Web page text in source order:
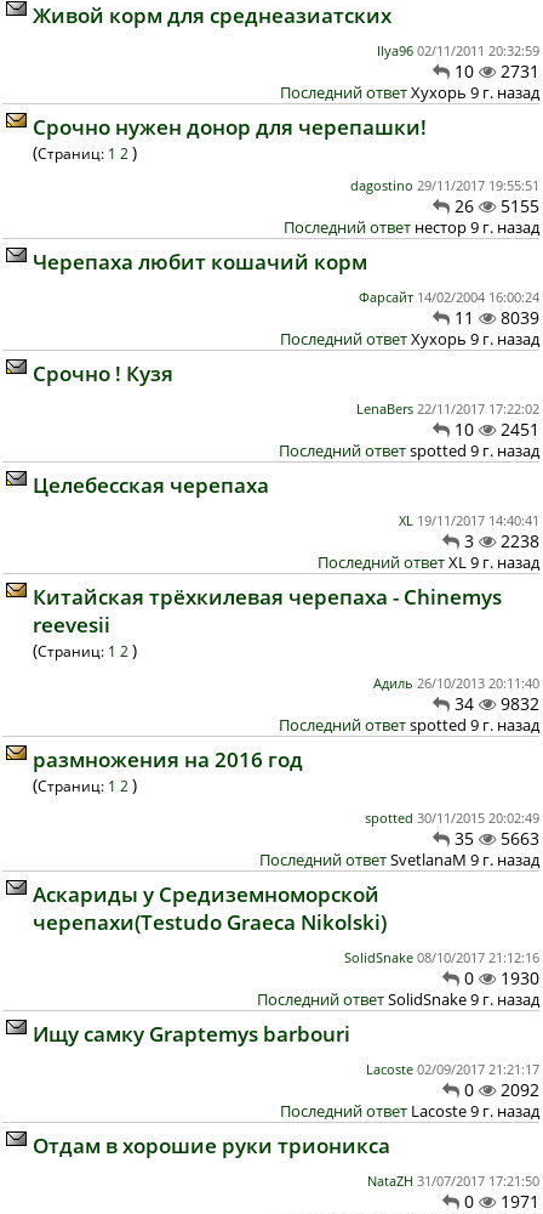
Живой корм для среднеазиатских
Ilya96 02/11/2011 20:32:59
10 2731
Последний ответХухорь 9 г. назад
Срочно нужен донор для черепашки!
(Страниц: 1 2 )
dagostino 29/11/2017 19:55:51
26 5155
Последний ответ нестор 9 г. назад
Черепаха любит кошачий корм
Фарсайт 14/02/2004 16:00:24
11 8039
Последний ответХухорь 9 г. назад
Срочно ! Кузя
LenaBers 22/11/2017 17:22:02
10 2451
Последний ответspotted 9 г. назад
Целебесская черепаха
XL 19/11/2017 14:40:41
3 2238
Последний ответXL 9 г. назад
Китайская трёхкилевая черепаха - Chinemys
reevesii
(Страниц: 1 2 )
Адиль 26/10/2013 20:11:40
34 9832
Последний ответspotted 9 г. назад
размножения на 2016 год
(Страниц: 1 2 )
spotted 30/11/2015 20:02:49
35 5663
Последний ответSvetlanaM 9 г. назад
Аскариды у Средиземноморской
черепахи(Testudo Graeca Nikolski)
SolidSnake 08/10/2017 21:12:16
0 1930
Последний ответSolidSnake 9 г. назад
Ищу самку Graptemys barbouri
Lacoste 02/09/2017 21:21:17
0 2092
Последний ответ Lacoste 9 г. назад
Отдам в хорошие руки трионикса
NataZH 31/07/2017 17:21:50
0 1971